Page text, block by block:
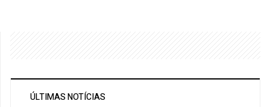
ÚLTIMAS NOTÍCIAS